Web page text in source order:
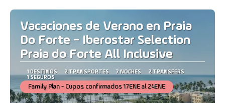
Vacaciones de Verano en Praia
Do Forte - Iberostar Selection
Praia do Forte All Inclusive
1 DESTINOS 2 TRANSPORTES 7 NOCHES
2 TRANSFERS
1 SEGUROS
Family Plan - Cupos confirmados 17ENE al 24ENE